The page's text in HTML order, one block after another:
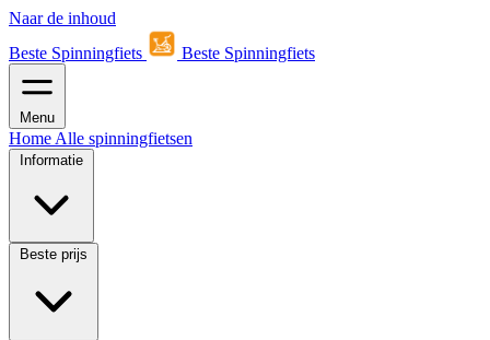
Naar de inhoud
Beste Spinningfiets
Beste Spinningfiets
Menu
Home Alle spinningfietsen
Informatie
Beste prijs